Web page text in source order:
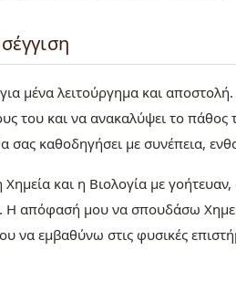
για μένα λειτούργημα και
του και να ανακαλύψει το
σας καθοδηγήσει με συνέπεια,
και η Βιολογία με
Η απόφασή μου να σπουδάσω
να εμβαθύνω στις φυσικές